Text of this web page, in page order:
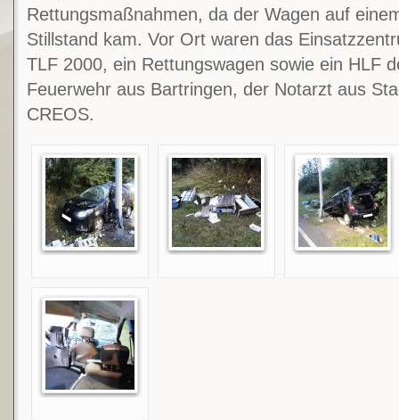
Rettungsmaßnahmen, da der Wagen auf
Stillstand kam. Vor Ort waren das
TLF 2000, ein Rettungswagen sowie ein HLF
Feuerwehr aus Bartringen, der Notarzt aus
CREOS.